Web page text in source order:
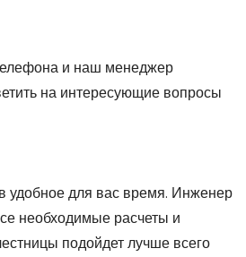
и наш менеджер
на интересующие вопросы
удобное для вас время. Инженер
необходимые расчеты и
подойдет лучше всего